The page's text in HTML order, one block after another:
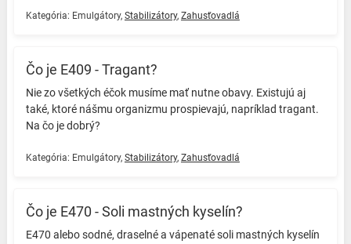
Kategória: Emulgátory, Stabilizátory, Zahusťovadlá
Čo je E409 - Tragant?
Nie zo všetkých éčok musíme mať nutne obavy. Existujú aj
také, ktoré nášmu organizmu prospievajú, napríklad tragant.
Na čo je dobrý? ️
Kategória: Emulgátory, Stabilizátory, Zahusťovadlá
Čo je E470 - Soli mastných kyselín?
E470 alebo sodné, draselné a vápenaté soli mastných kyselín